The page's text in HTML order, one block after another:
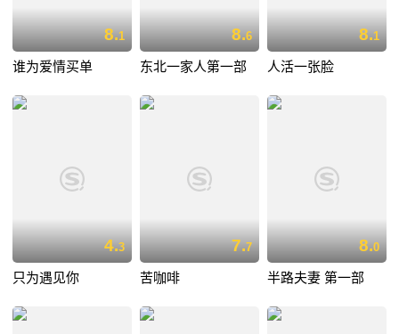
8.1
谁为爱情买单
8.6
东北一家人第一部
8.1
人活一张脸
4.3
只为遇见你
7.7
苦咖啡
8.0
半路夫妻 第一部